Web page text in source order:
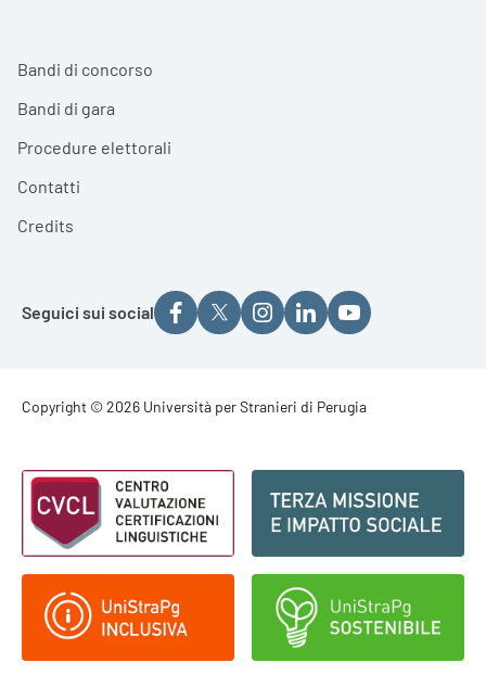
Bandi di concorso
Bandi di gara
Procedure elettorali
Contatti
Credits
Seguici sui social
Footer - Copyright
Copyright © 2026 Università per Stranieri di Perugia
Footer - Loghi